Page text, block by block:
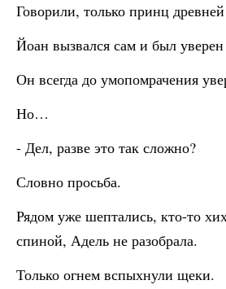
Говорили, только принц
Йоан вызвался сам и был уверен
Он всегда до умопомрачения
Но…
- Дел, разве это так сложно?
Словно просьба.
Рядом уже шептались, кто-то
спиной, Адель не разобрала.
Только огнем вспыхнули щеки.